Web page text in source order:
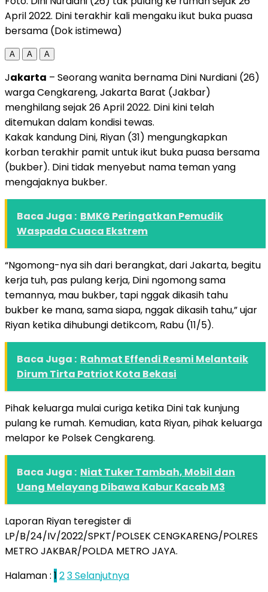
April 2022. Dini terakhir kali mengaku ikut buka puasa
bersama (Dok istimewa)
A A A
Jakarta – Seorang wanita bernama Dini Nurdiani (26)
warga Cengkareng, Jakarta Barat (Jakbar)
menghilang sejak 26 April 2022. Dini kini telah
ditemukan dalam kondisi tewas.
Kakak kandung Dini, Riyan (31) mengungkapkan
korban terakhir pamit untuk ikut buka puasa bersama
(bukber). Dini tidak menyebut nama teman yang
mengajaknya bukber.
Baca Juga : BMKG Peringatkan Pemudik
Waspada Cuaca Ekstrem
“Ngomong-nya sih dari berangkat, dari Jakarta, begitu
kerja tuh, pas pulang kerja, Dini ngomong sama
temannya, mau bukber, tapi nggak dikasih tahu
bukber ke mana, sama siapa, nggak dikasih tahu,” ujar
Riyan ketika dihubungi detikcom, Rabu (11/5).
Baca Juga : Rahmat Effendi Resmi Melantaik
Dirum Tirta Patriot Kota Bekasi
Pihak keluarga mulai curiga ketika Dini tak kunjung
pulang ke rumah. Kemudian, kata Riyan, pihak keluarga
melapor ke Polsek Cengkareng.
Baca Juga : Niat Tuker Tambah, Mobil dan
Uang Melayang Dibawa Kabur Kacab M3
Laporan Riyan teregister di
LP/B/24/IV/2022/SPKT/POLSEK CENGKARENG/POLRES
METRO JAKBAR/POLDA METRO JAYA.
Halaman : 1 23Selanjutnya